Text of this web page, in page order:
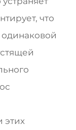
что
одинаковой
этих